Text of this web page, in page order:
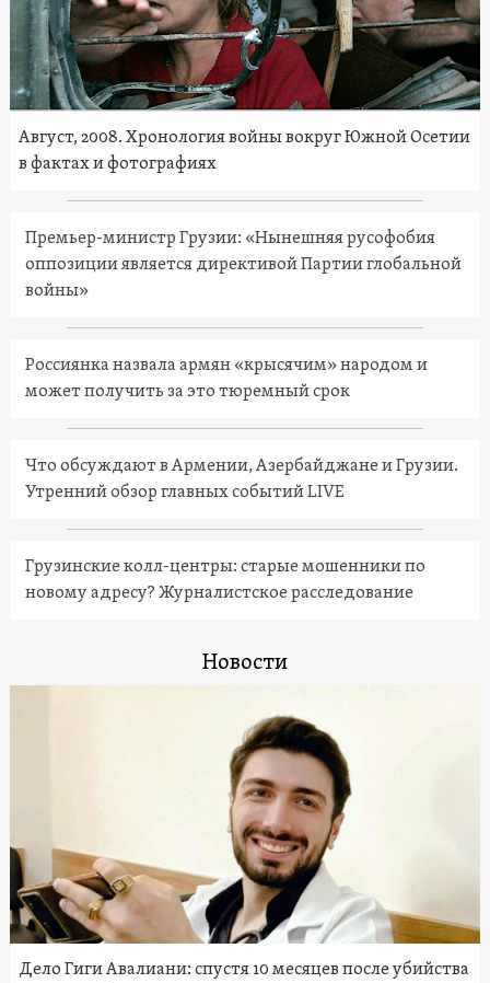
Август, 2008. Хронология войны вокруг Южной Осетии
в фактах и фотографиях
Премьер-министр Грузии: «Нынешняя русофобия
оппозиции является директивой Партии глобальной
войны»
Россиянка назвала армян «крысячим» народом и
может получить за это тюремный срок
Что обсуждают в Армении, Азербайджане и Грузии.
Утренний обзор главных событий LIVE
Грузинские колл-центры: старые мошенники по
новому адресу? Журналистское расследование
Новости
Дело Гиги Авалиани: спустя 10 месяцев после убийства